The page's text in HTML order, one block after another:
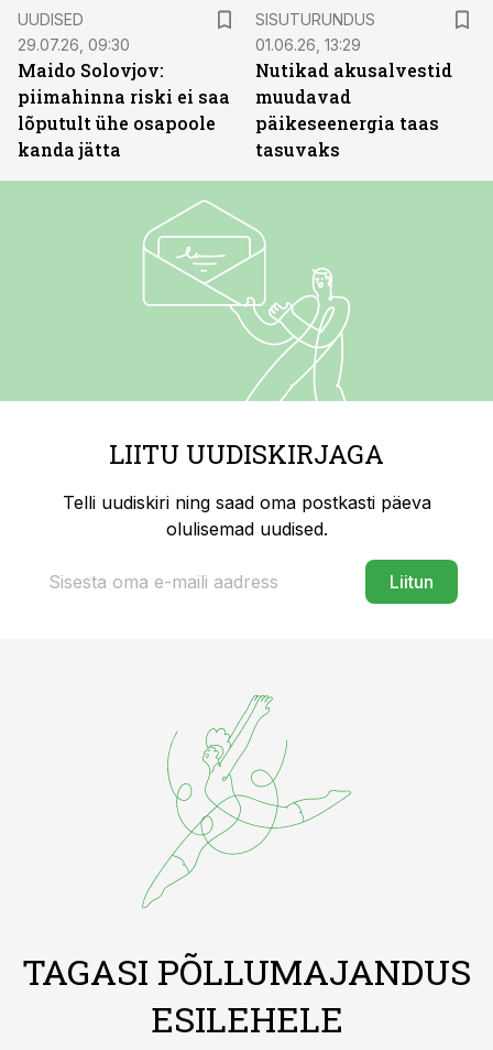
UUDISED
29.07.26, 09:30
Maido Solovjov:
piimahinna riski ei saa
lõputult ühe osapoole
kanda jätta
SISUTURUNDUS
01.06.26, 13:29
Nutikad akusalvestid
muudavad
päikeseenergia taas
tasuvaks
LIITU UUDISKIRJAGA
Telli uudiskiri ning saad oma postkasti päeva
olulisemad uudised.
Liitun
TAGASI PÕLLUMAJANDUS
ESILEHELE